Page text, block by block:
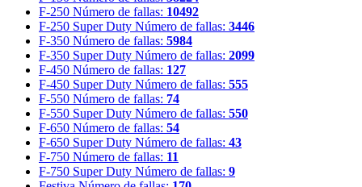
F-250 Número de fallas: 10492
F-250 Super Duty Número de fallas: 3446
F-350 Número de fallas: 5984
F-350 Super Duty Número de fallas: 2099
F-450 Número de fallas: 127
F-450 Super Duty Número de fallas: 555
F-550 Número de fallas: 74
F-550 Super Duty Número de fallas: 550
F-650 Número de fallas: 54
F-650 Super Duty Número de fallas: 43
F-750 Número de fallas: 11
F-750 Super Duty Número de fallas: 9